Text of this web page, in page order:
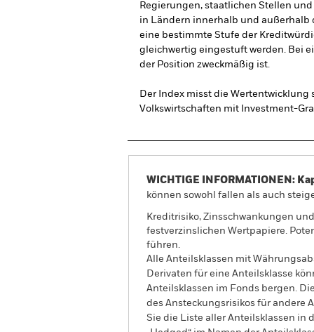
Regierungen, staatlichen Stellen
in Ländern innerhalb und außerhalb
eine bestimmte Stufe der
gleichwertig eingestuft werden. Bei
der Position zweckmäßig ist.
Der Index misst die
Volkswirtschaften mit Investment-
WICHTIGE INFORMATIONEN:
können sowohl fallen als auch
Kreditrisiko, Zinsschwankungen
festverzinslichen Wertpapiere.
führen.
Alle Anteilsklassen mit
Derivaten für eine Anteilsklasse
Anteilsklassen im Fonds bergen.
des Ansteckungsrisikos für andere
Sie die Liste aller Anteilsklassen in